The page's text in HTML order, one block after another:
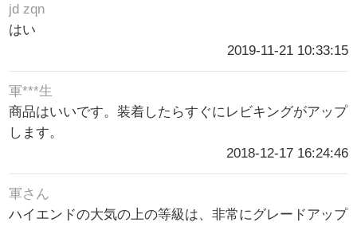
jd zqn
はい
2019-11-21 10:33:15
軍***生
商品はいいです。装着したらすぐにレビキングがアップ
します。
2018-12-17 16:24:46
軍さん
ハイエンドの大気の上の等級は、非常にグレードアップ